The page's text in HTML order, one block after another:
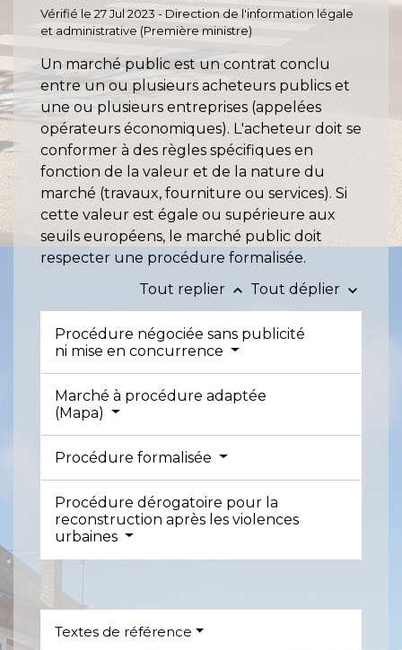
Vérifié le 27 Jul 2023 - Direction de l'information légale
et administrative (Première ministre)
Un marché public est un contrat conclu
entre un ou plusieurs acheteurs publics et
une ou plusieurs entreprises (appelées
opérateurs économiques). L'acheteur doit se
conformer à des règles spécifiques en
fonction de la valeur et de la nature du
marché (travaux, fourniture ou services). Si
cette valeur est égale ou supérieure aux
seuils européens, le marché public doit
respecter une procédure formalisée.
Tout replier keyboard_arrow_up Tout déplier keyboard_arrow_down
Procédure négociée sans publicité
ni mise en concurrence
Marché à procédure adaptée
(Mapa)
Procédure formalisée
Procédure dérogatoire pour la
reconstruction après les violences
urbaines
Textes de référence